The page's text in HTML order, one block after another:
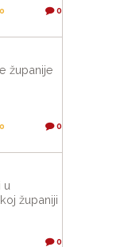
0
županije
0
u
županiji
0